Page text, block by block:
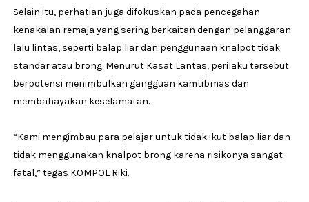
Selain itu, perhatian juga difokuskan pada pencegahan
kenakalan remaja yang sering berkaitan dengan pelanggaran
lalu lintas, seperti balap liar dan penggunaan knalpot tidak
standar atau brong. Menurut Kasat Lantas, perilaku tersebut
berpotensi menimbulkan gangguan kamtibmas dan
membahayakan keselamatan.
“Kami mengimbau para pelajar untuk tidak ikut balap liar dan
tidak menggunakan knalpot brong karena risikonya sangat
fatal,” tegas KOMPOL Riki.